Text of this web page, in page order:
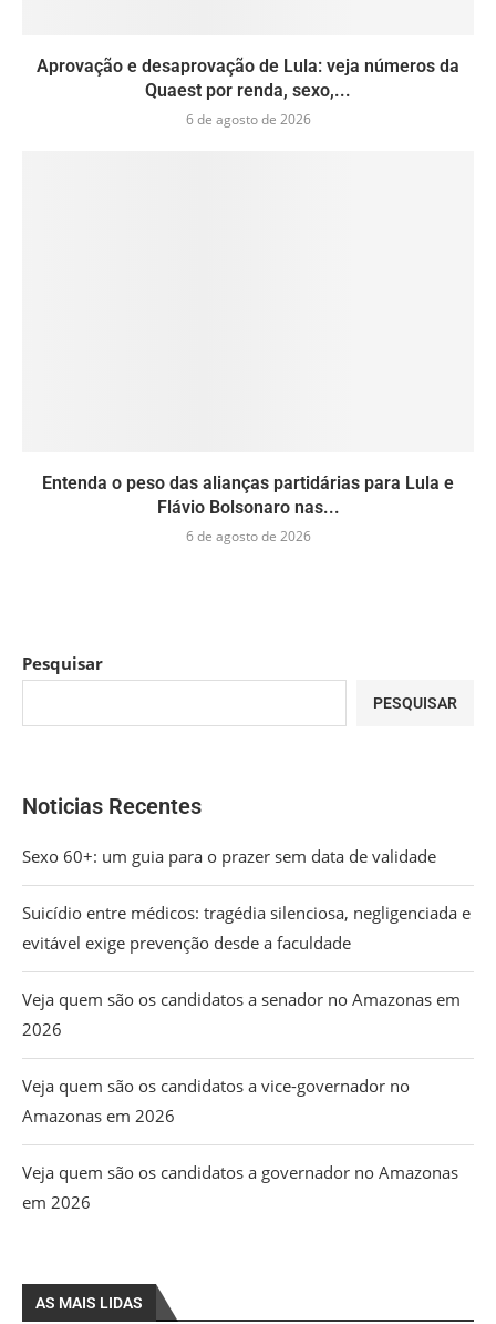
Aprovação e desaprovação de Lula: veja números da
Quaest por renda, sexo,...
6 de agosto de 2026
Entenda o peso das alianças partidárias para Lula e
Flávio Bolsonaro nas...
6 de agosto de 2026
Pesquisar
PESQUISAR
Noticias Recentes
Sexo 60+: um guia para o prazer sem data de validade
Suicídio entre médicos: tragédia silenciosa, negligenciada e
evitável exige prevenção desde a faculdade
Veja quem são os candidatos a senador no Amazonas em
2026
Veja quem são os candidatos a vice-governador no
Amazonas em 2026
Veja quem são os candidatos a governador no Amazonas
em 2026
AS MAIS LIDAS